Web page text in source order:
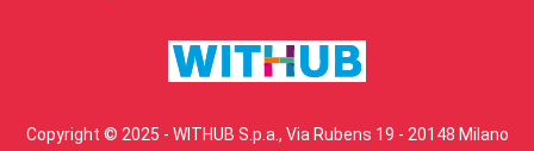
Copyright © 2025 - WITHUB S.p.a., Via Rubens 19 - 20148 Milano